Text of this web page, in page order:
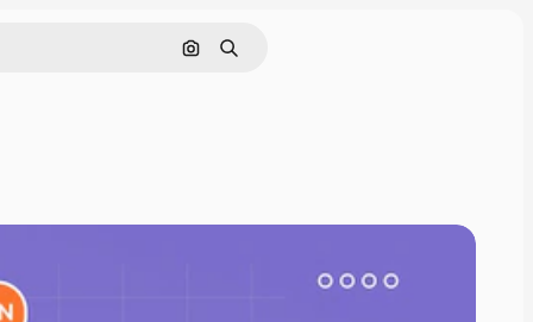
Nach Bild suchen
Suchen